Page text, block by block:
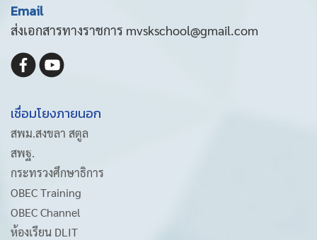
Email
ส่งเอกสารทางราชการ mvskschool@gmail.com
เชื่อมโยงภายนอก
สพม.สงขลา สตูล
สพฐ.
กระทรวงศึกษาธิการ
OBEC Training
OBEC Channel
ห้องเรียน DLIT